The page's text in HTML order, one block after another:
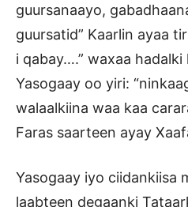
guursanaayo,
guursatid” Kaarlin ayaa
i qabay….” waxaa
Yasogaay oo yiri:
walaalkiina waa kaa
Faras saarteen ayay
Yasogaay iyo ciidankiisa
laabteen degaanki